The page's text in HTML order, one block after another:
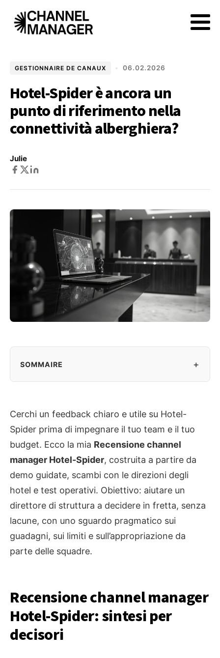
GESTIONNAIRE DE CANAUX • 06.02.2026
Hotel-Spider è ancora un
punto di riferimento nella
connettività alberghiera?
Julie
SOMMAIRE +
Cerchi un feedback chiaro e utile su Hotel-
Spider prima di impegnare il tuo team e il tuo
budget. Ecco la mia Recensione channel
manager Hotel-Spider, costruita a partire da
demo guidate, scambi con le direzioni degli
hotel e test operativi. Obiettivo: aiutare un
direttore di struttura a decidere in fretta, senza
lacune, con uno sguardo pragmatico sui
guadagni, sui limiti e sull’appropriazione da
parte delle squadre.
Recensione channel manager
Hotel-Spider: sintesi per
decisori